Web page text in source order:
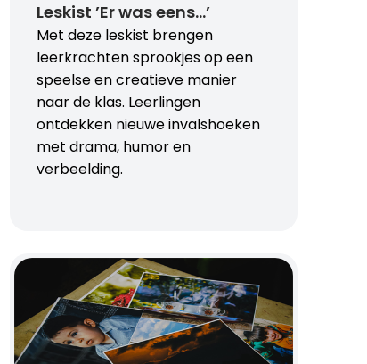
Leskist ’Er was eens…’
Met deze leskist brengen
leerkrachten sprookjes op een
speelse en creatieve manier
naar de klas. Leerlingen
ontdekken nieuwe invalshoeken
met drama, humor en
verbeelding.